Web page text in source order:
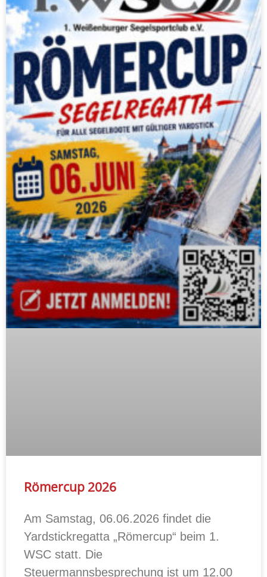
Römercup 2026
Am Samstag, 06.06.2026 findet die
Yardstickregatta „Römercup“ beim 1.
WSC statt. Die
Steuermannsbesprechung ist um 12.00